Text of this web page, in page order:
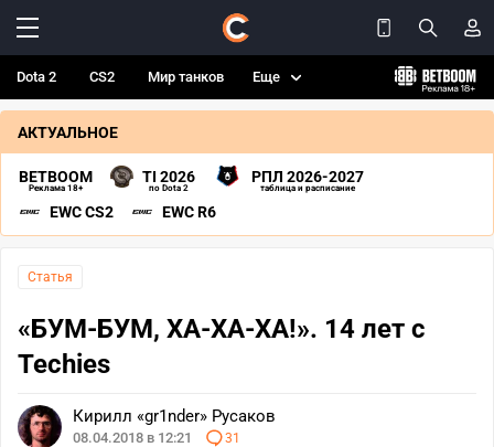
Dota 2 CS2 Мир танков Еще
АКТУАЛЬНОЕ
BETBOOM
Реклама 18+
TI 2026
по Dota 2
РПЛ 2026-2027
таблица и расписание
EWC CS2 EWC R6
Статья
«БУМ-БУМ, ХА-ХА-ХА!». 14 лет с
Techies
Кирилл «gr1nder» Русаков
08.04.2018 в 12:21 31